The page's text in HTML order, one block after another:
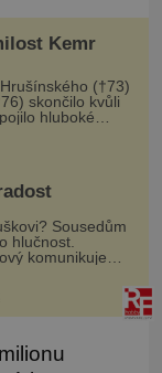
Kemr
(†73)
skončilo kvůli
hluboké
Josefa Kemra
Sousedům
hlučnost.
komunikuje
pro chovatele
se o nenároč